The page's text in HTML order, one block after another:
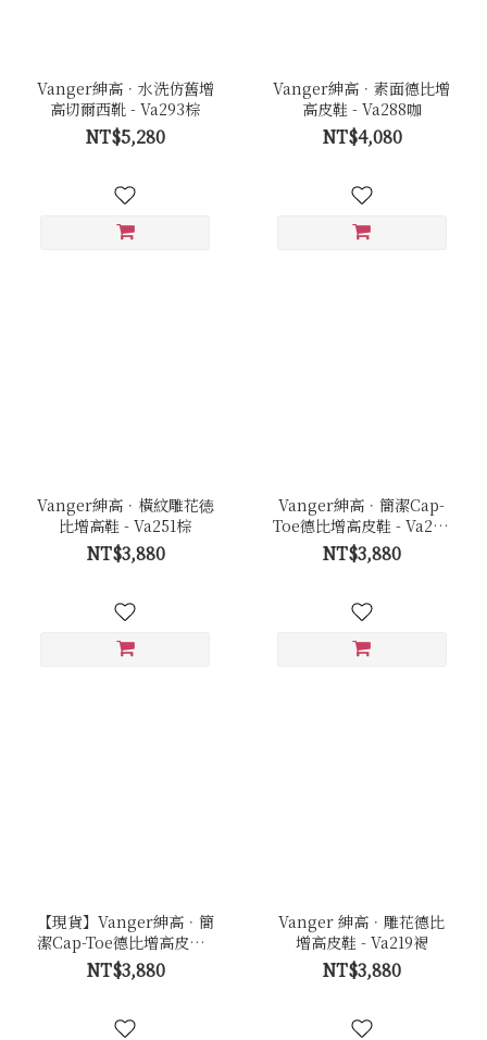
Vanger紳高．水洗仿舊增
高切爾西靴 - Va293棕
NT$5,280
Vanger紳高．素面德比增
高皮鞋 - Va288咖
NT$4,080
Vanger紳高．橫紋雕花徳
比增高鞋 - Va251棕
NT$3,880
Vanger紳高．簡潔Cap-
Toe德比增高皮鞋 - Va254
咖
NT$3,880
【現貨】Vanger紳高．簡
潔Cap-Toe德比增高皮鞋 -
Va254黑
NT$3,880
Vanger 紳高．雕花德比
增高皮鞋 - Va219褐
NT$3,880